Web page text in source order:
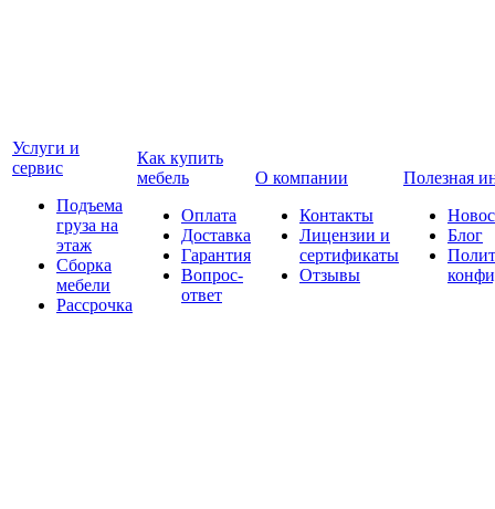
Услуги и
сервис
Подъема
груза на
этаж
Сборка
мебели
Рассрочка
Как купить
мебель
Оплата
Доставка
Гарантия
Вопрос-
ответ
О компании
Контакты
Лицензии и
сертификаты
Отзывы
Полезная
Блог